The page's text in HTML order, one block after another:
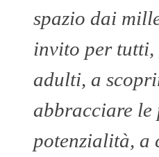
spazio dai
invito per tutti,
adulti, a
abbracciare le
potenzialità, a